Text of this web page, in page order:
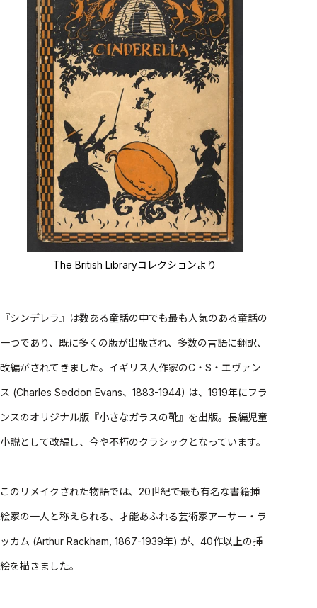
The British Libraryコレクションより
『シンデレラ』は数ある童話の中でも最も人気のある童話の
一つであり、既に多くの版が出版され、多数の言語に翻訳、
改編がされてきました。 イギリス人作家のC・S・エヴァン
ス (Charles Seddon Evans、1883-1944) は、1919年にフラ
ンスのオリジナル版『小さなガラスの靴』を出版。長編児童
小説として改編し、今や不朽のクラシックとなっています。
このリメイクされた物語では、20世紀で最も有名な書籍挿
絵家の一人と称えられる、才能あふれる芸術家アーサー・ラ
ッカム (Arthur Rackham, 1867-1939年) が、40作以上の挿
絵を描きました。